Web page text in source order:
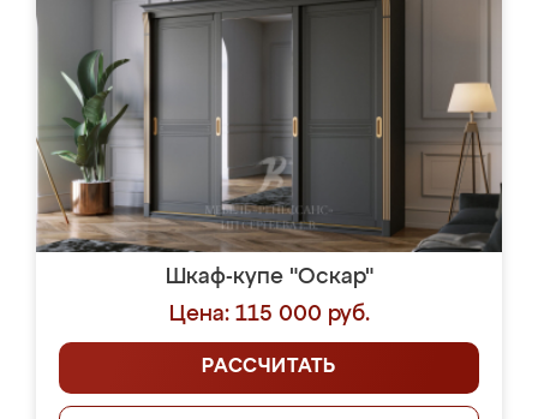
Шкаф-купе "Оскар"
Цена: 115 000 руб.
РАССЧИТАТЬ